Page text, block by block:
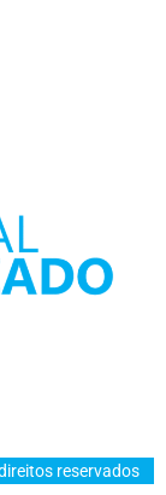
reservados